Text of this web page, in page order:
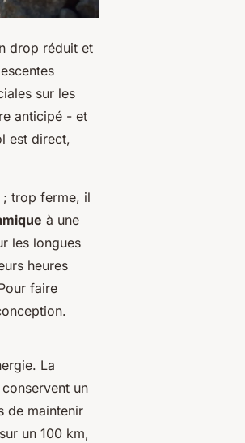
drop réduit et
sur les
anticipé - et
est direct,
trop ferme, il
à une
les longues
heures
faire
La
un
de maintenir
un 100 km,